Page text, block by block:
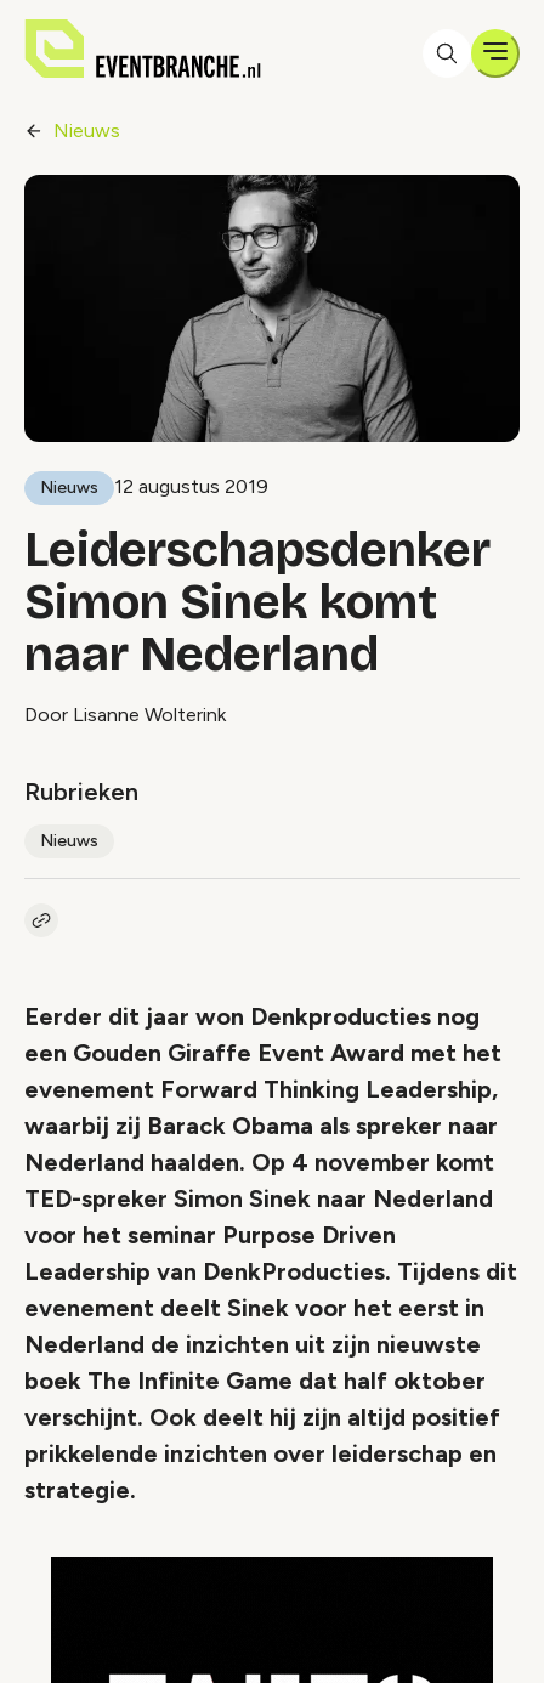
Nieuws
Nieuws 12 augustus 2019
Leiderschapsdenker
Simon Sinek komt
naar Nederland
Door Lisanne Wolterink
Rubrieken
Nieuws
Kopieer link naar artikel
Eerder dit jaar won Denkproducties nog
een Gouden Giraffe Event Award met het
evenement Forward Thinking Leadership,
waarbij zij Barack Obama als spreker naar
Nederland haalden. Op 4 november komt
TED-spreker Simon Sinek naar Nederland
voor het seminar Purpose Driven
Leadership van DenkProducties. Tijdens dit
evenement deelt Sinek voor het eerst in
Nederland de inzichten uit zijn nieuwste
boek The Infinite Game dat half oktober
verschijnt. Ook deelt hij zijn altijd positief
prikkelende inzichten over leiderschap en
strategie.